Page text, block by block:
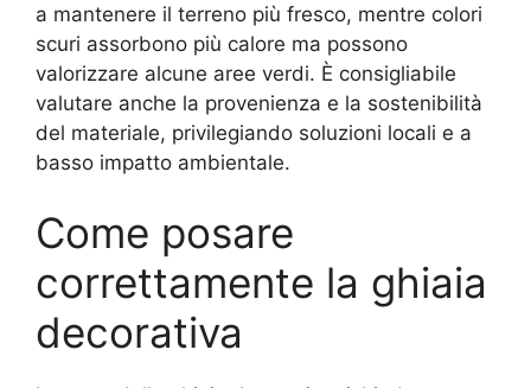
a mantenere il terreno più fresco, mentre colori
scuri assorbono più calore ma possono
valorizzare alcune aree verdi. È consigliabile
valutare anche la provenienza e la sostenibilità
del materiale, privilegiando soluzioni locali e a
basso impatto ambientale.
Come posare
correttamente la ghiaia
decorativa